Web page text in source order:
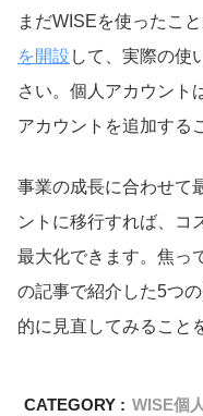
まだWISEを使ったこ
を開設 して、実際の使
さい。個人アカウント
アカウントを追加する
事業の成長に合わせて
ントに移行すれば、コ
最大化できます。焦っ
の記事で紹介した5つ
的に見直してみること
CATEGORY : WISE個